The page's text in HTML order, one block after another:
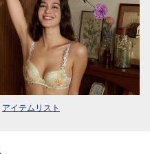
アイテムリスト